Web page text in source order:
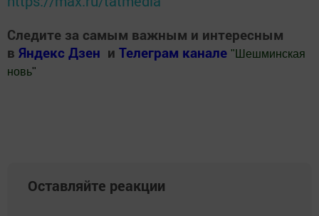
Следите за самым важным и интересным
в Яндекс Дзен и Телеграм канале " Шешминская
новь"
Оставляйте реакции